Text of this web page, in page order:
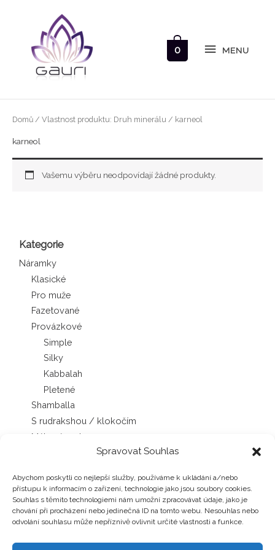
Spravovat Souhlas
Abychom poskytli co nejlepší služby, používáme k ukládání a/nebo
přístupu k informacím o zařízení, technologie jako jsou soubory cookies.
Souhlas s těmito technologiemi nám umožní zpracovávat údaje, jako je
chování při procházení nebo jedinečná ID na tomto webu. Nesouhlas nebo
odvolání souhlasu může nepříznivě ovlivnit určité vlastnosti a funkce.
MENU
0
Kategorie
Náramky
Klasické
Pro muže
Fazetované
Provázkové
Simple
Silky
Kabbalah
Pletené
Shamballa
S rudrakshou / klokočím
Mála náramky
Japa Mála náhrdelníky
Chokery
Šňůrkové náhrdelníky
Domů / Vlastnost produktu: Druh minerálu / karneol
karneol
Vašemu výběru neodpovídají žádné produkty.